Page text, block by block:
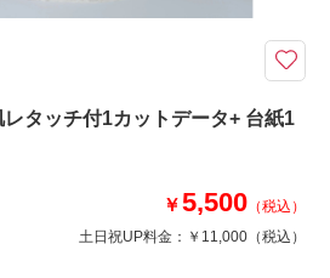
名な浅草寺の「雷門」、「スカイツリー」な
ができるプランです。思い出にも残る結婚写
レタッチ付1カットデータ+ 台紙1
￥5,500 （税込）
土日祝UP料金： ￥11,000 （税込）